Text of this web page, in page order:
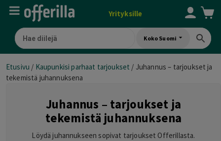
Yrityksille
Koko Suomi
Etusivu / Kaupunkisi parhaat tarjoukset / Juhannus – tarjoukset ja
tekemistä juhannuksena
Juhannus – tarjoukset ja
tekemistä juhannuksena
Löydä juhannukseen sopivat tarjoukset Offerillasta.